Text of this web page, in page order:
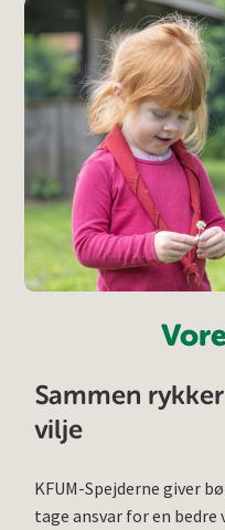
Sammen
vilje
KFUM-Spejderne giver
tage ansvar for en bedre